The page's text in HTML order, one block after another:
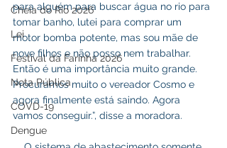
Cheia do Rio 2026
Lei
Festival da Farinha 2026
Nota Pública
COVD-19
Dengue
para alguém para buscar água no rio para
tomar banho, lutei para comprar um
motor bomba potente, mas sou mãe de
nove filhos e não posso nem trabalhar.
Então é uma importância muito grande.
Procuramos muito o vereador Cosmo e
agora finalmente está saindo. Agora
vamos conseguir.”, disse a moradora.